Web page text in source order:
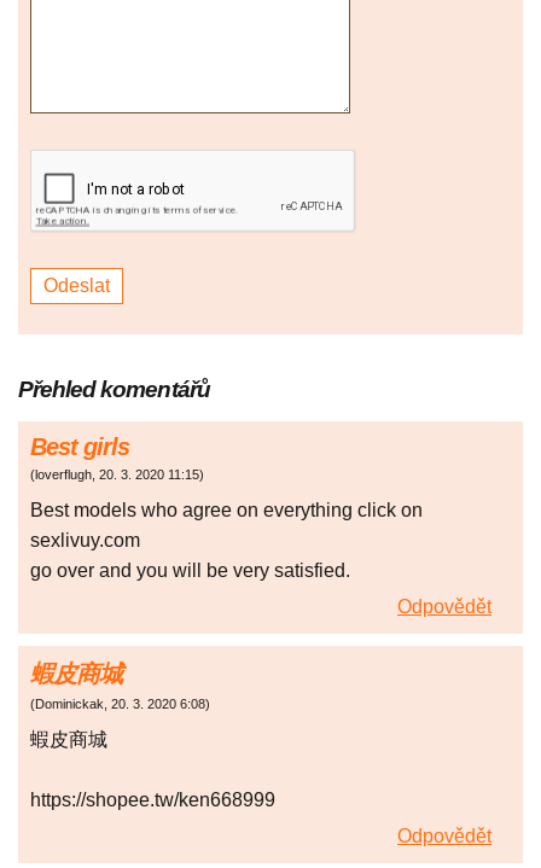
Přehled komentářů
Best girls
(loverflugh, 20. 3. 2020 11:15)
Best models who agree on everything click on
sexlivuy.com
go over and you will be very satisfied.
Odpovědět
蝦皮商城
(Dominickak, 20. 3. 2020 6:08)
蝦皮商城
https://shopee.tw/ken668999
Odpovědět